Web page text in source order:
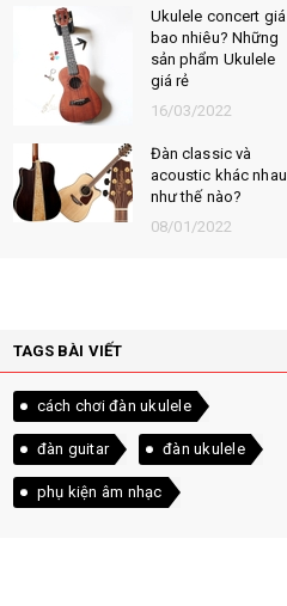
Ukulele concert giá
bao nhiêu? Những
sản phẩm Ukulele
giá rẻ
16/03/2022
Đàn classic và
acoustic khác nhau
như thế nào?
08/01/2022
TAGS BÀI VIẾT
cách chơi đàn ukulele
đàn guitar đàn ukulele
phụ kiện âm nhạc